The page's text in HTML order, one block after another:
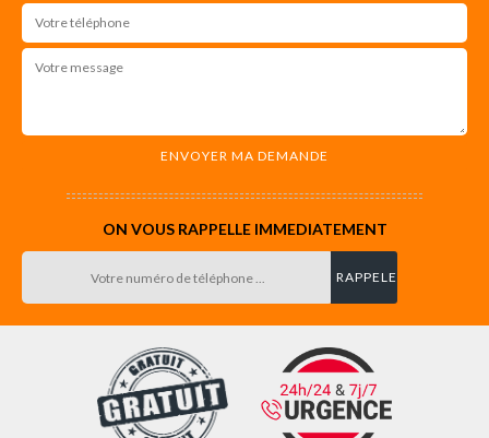
ON VOUS RAPPELLE IMMEDIATEMENT